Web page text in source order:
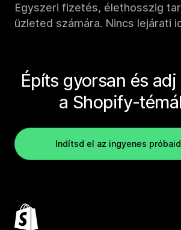
Egyszeri fizetés, élethosszig
üzleted számára. Nincs lejárati
Építs gyorsan és
a Shopify-
Indítsd el az ingyenes